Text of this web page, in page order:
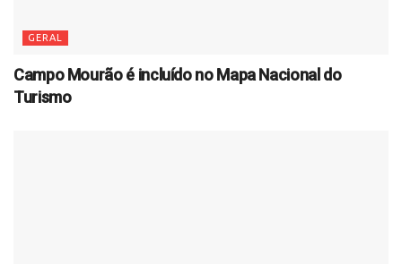
GERAL
Campo Mourão é incluído no Mapa Nacional do
Turismo